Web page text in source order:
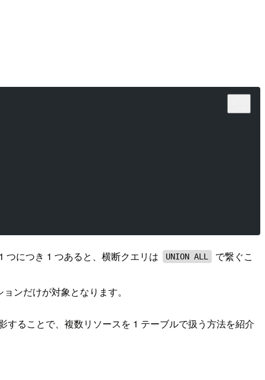
につき 1 つあると、横断クエリは UNION ALL で繋ぐこ
ンだけが対象となります。
ることで、複数リソースを 1 テーブルで扱う方法を紹介